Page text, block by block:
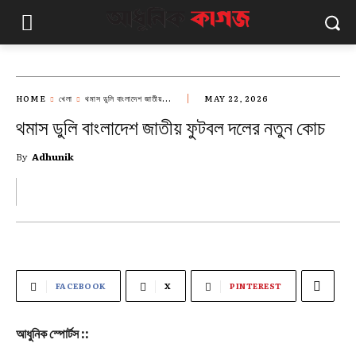
HOME খেলা থমাস ডুলি বাংলাদেশ জাতীয়... MAY 22, 2026
থমাস ডুলি বাংলাদেশ জাতীয় ফুটবল দলের নতুন কোচ
By Adhunik
FACEBOOK X PINTEREST
আধুনিক স্পোর্টস ::